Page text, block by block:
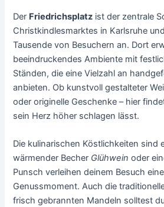
Der Friedrichsplatz ist der zentrale
Christkindlesmarktes in Karlsruhe
Tausende von Besuchern an. Dort
beeindruckendes Ambiente mit
Ständen, die eine Vielzahl an
anbieten. Ob kunstvoll gestalteter
oder originelle Geschenke – hier
sein Herz höher schlagen lässt.
Die kulinarischen Köstlichkeiten sind
wärmender Becher Glühwein oder
Punsch verleihen deinem Besuch
Genussmoment. Auch die
frisch gebrannten Mandeln solltest